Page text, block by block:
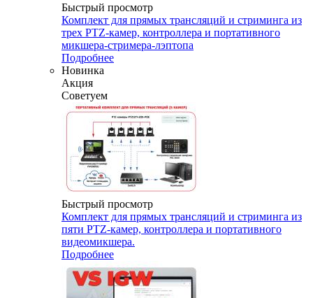
Быстрый просмотр
Комплект для прямых трансляций и стриминга из
трех PTZ-камер, контроллера и портативного
микшера-стримера-лэптопа
Подробнее
Новинка
Акция
Советуем
Быстрый просмотр
Комплект для прямых трансляций и стриминга из
пяти PTZ-камер, контроллера и портативного
видеомикшера.
Подробнее